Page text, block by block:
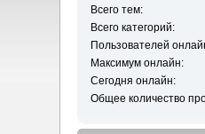
Всего тем:
Всего категорий:
Пользователей
Максимум онлайн:
Сегодня онлайн:
Общее количество